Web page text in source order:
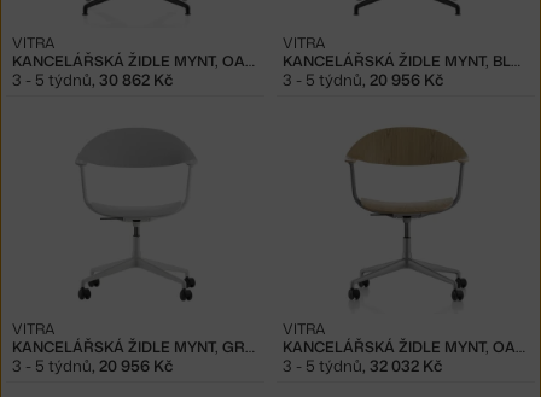
KANCELÁŘSKÁ ŽIDLE MYNT, OAK/BLACK
VITRA
3 - 5 týdnů, 30 862 Kč
KANCELÁŘSKÁ ŽIDLE MYNT, BLACK
VITRA
3 - 5 týdnů, 20 956 Kč
KANCELÁŘSKÁ ŽIDLE MYNT, GREY
VITRA
3 - 5 týdnů, 20 956 Kč
KANCELÁŘSKÁ ŽIDLE MYNT, OAK/ALUMINIUM
VITRA
3 - 5 týdnů, 32 032 Kč